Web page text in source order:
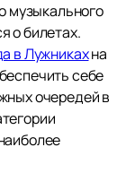
музыкального
о билетах.
в Лужникахна
себе
очередей в